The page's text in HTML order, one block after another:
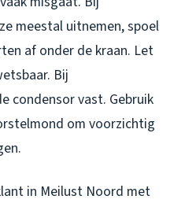
meestal uitnemen, spoel
af onder de kraan. Let
Bij
condensor vast. Gebruik
om voorzichtig
in Meilust Noord met